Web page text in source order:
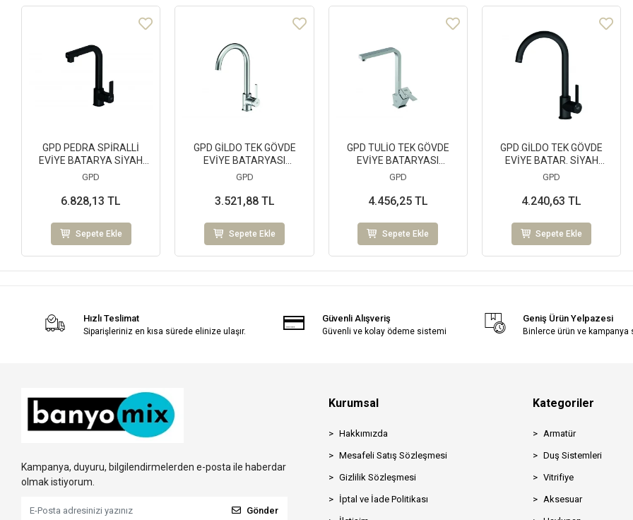
GPD PEDRA SPİRALLİ
EVİYE BATARYA SİYAH
(MES160-S)
GPD
6.828,13 TL
Sepete Ekle
GPD GİLDO TEK GÖVDE
EVİYE BATARYASI
(MTE165)
GPD
3.521,88 TL
Sepete Ekle
GPD TULİO TEK GÖVDE
EVİYE BATARYASI
(MTE135)
GPD
4.456,25 TL
Sepete Ekle
GPD GİLDO TEK GÖVDE
EVİYE BATAR. SİYAH
(MTE165-S)
GPD
4.240,63 TL
Sepete Ekle
Hızlı Teslimat
Siparişleriniz en kısa sürede elinize ulaşır.
Güvenli Alışveriş
Güvenli ve kolay ödeme sistemi
Geniş Ürün Yelpazesi
Binlerce ürün ve kampanya
Kampanya, duyuru, bilgilendirmelerden e-posta ile haberdar
olmak istiyorum.
Gönder
Kurumsal
Hakkımızda
Mesafeli Satış Sözleşmesi
Gizlilik Sözleşmesi
İptal ve İade Politikası
Kategoriler
Armatür
Duş Sistemleri
Vitrifiye
Aksesuar